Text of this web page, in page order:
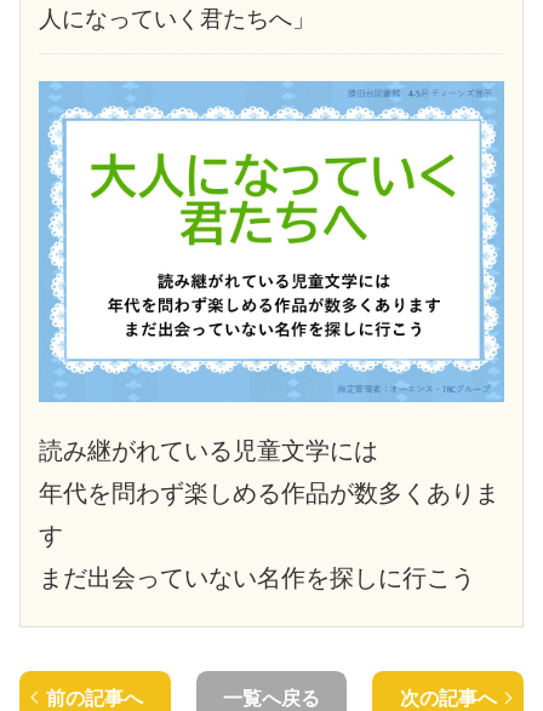
人になっていく君たちへ」
読み継がれている児童文学には
年代を問わず楽しめる作品が数多くありま
す
まだ出会っていない名作を探しに行こう
前の記事へ 一覧へ戻る 次の記事へ